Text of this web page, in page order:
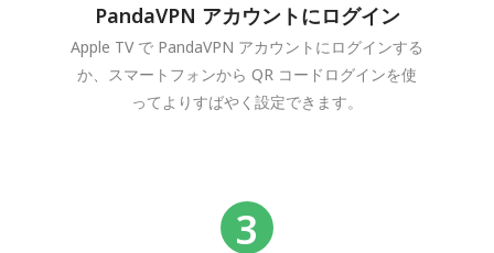
PandaVPN アカウントにログイン
Apple TV で PandaVPN アカウントにログインする
か、スマートフォンから QR コードログインを使
ってよりすばやく設定できます。